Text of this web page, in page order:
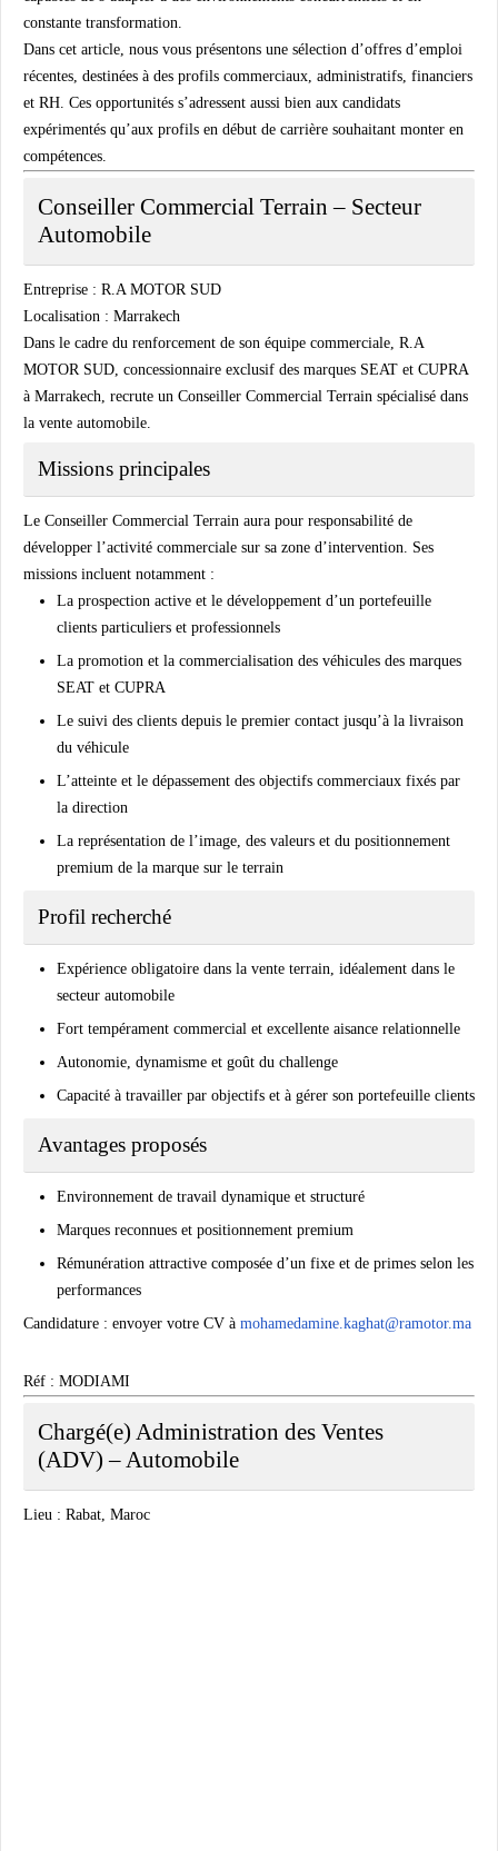
constante transformation.
Dans cet article, nous vous présentons une sélection d’offres d’emploi
récentes, destinées à des profils commerciaux, administratifs, financiers
et RH. Ces opportunités s’adressent aussi bien aux candidats
expérimentés qu’aux profils en début de carrière souhaitant monter en
compétences.
Conseiller Commercial Terrain – Secteur
Automobile
Entreprise : R.A MOTOR SUD
Localisation : Marrakech
Dans le cadre du renforcement de son équipe commerciale, R.A
MOTOR SUD, concessionnaire exclusif des marques SEAT et CUPRA
à Marrakech, recrute un Conseiller Commercial Terrain spécialisé dans
la vente automobile.
Missions principales
Le Conseiller Commercial Terrain aura pour responsabilité de
développer l’activité commerciale sur sa zone d’intervention. Ses
missions incluent notamment :
La prospection active et le développement d’un portefeuille
clients particuliers et professionnels
La promotion et la commercialisation des véhicules des marques
SEAT et CUPRA
Le suivi des clients depuis le premier contact jusqu’à la livraison
du véhicule
L’atteinte et le dépassement des objectifs commerciaux fixés par
la direction
La représentation de l’image, des valeurs et du positionnement
premium de la marque sur le terrain
Profil recherché
Expérience obligatoire dans la vente terrain, idéalement dans le
secteur automobile
Fort tempérament commercial et excellente aisance relationnelle
Autonomie, dynamisme et goût du challenge
Capacité à travailler par objectifs et à gérer son portefeuille clients
Avantages proposés
Environnement de travail dynamique et structuré
Marques reconnues et positionnement premium
Rémunération attractive composée d’un fixe et de primes selon les
performances
Candidature : envoyer votre CV à mohamedamine.kaghat@ramotor.ma
Réf : MODIAMI
Chargé(e) Administration des Ventes
(ADV) – Automobile
Lieu : Rabat, Maroc